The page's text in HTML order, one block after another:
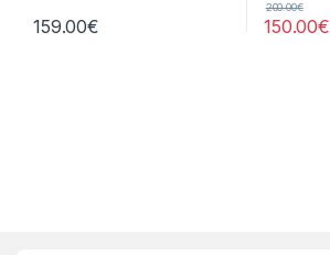
159.00€ 150.00€
200.00€